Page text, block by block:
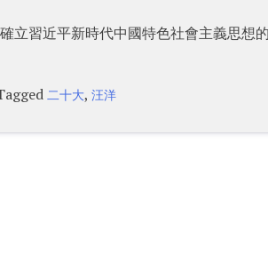
立習近平新時代中國特色社會主義思想的
二十大,汪洋